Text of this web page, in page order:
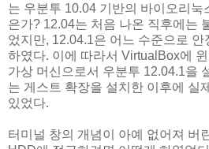
는 우분투 10.04 기반의 바이오리눅
은가? 12.04는 처음 나온 직후에는
었지만, 12.04.1은 어느 수준으로
하였다. 이에 따라서 VirtualBox에
가상 머신으로서 우분투 12.04.1을
는 게스트 확장을 설치한 이후에 실
있었다.
터미널 창의 개념이 아예 없어져 버